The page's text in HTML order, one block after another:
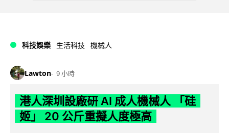
科技娛樂 生活科技 機械人
Lawton 9 小時
港人深圳設廠研 AI 成人機械人 「硅
姬」 20 公斤重擬人度極高